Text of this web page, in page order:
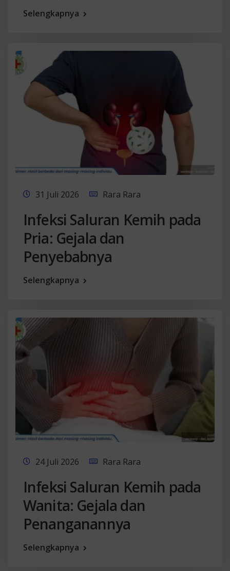
Selengkapnya
31 Juli 2026 Rara Rara
Infeksi Saluran Kemih pada
Pria: Gejala dan
Penyebabnya
Selengkapnya
24 Juli 2026 Rara Rara
Infeksi Saluran Kemih pada
Wanita: Gejala dan
Penanganannya
Selengkapnya